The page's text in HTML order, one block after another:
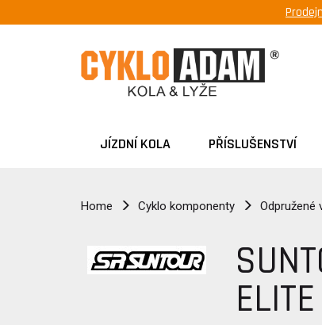
JÍZDNÍ KOLA PŘÍSLUŠENSTVÍ
Home Cyklo komponenty Odpružené